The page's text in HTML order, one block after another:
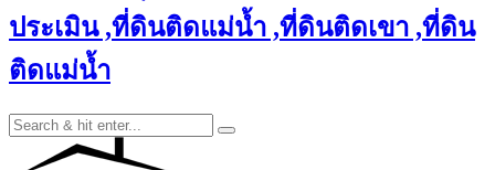
ประเมิน ,ที่ดินติดแม่น้ำ ,ที่ดินติดเขา ,ที่ดิน
ติดแม่น้ำ